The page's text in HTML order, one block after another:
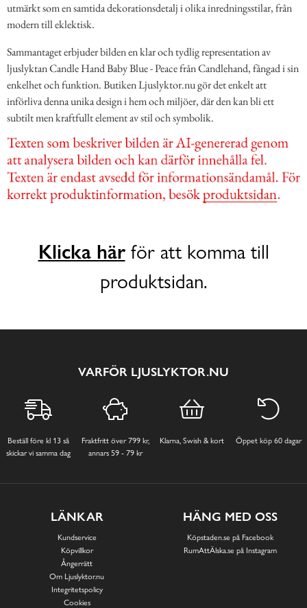
utmärkt som en samtida dekorationsdetalj i olika inredningsstilar, från
modern till eklektisk.
Sammantaget erbjuder bilden en klar och tydlig representation av
ljuslyktan Candle Hand Baby Blue - Peace från Candlehand, fångad i sin
enkelhet och funktion. Butiken Ljuslyktor.nu gör det enkelt att
införliva denna unika design i hem och miljöer, där den kan bli ett
subtilt men kraftfullt element av stil och symbolik.
Klicka härför att komma till
produktsidan.
VARFÖR LJUSLYKTOR.NU
Beställ före kl 13 så
skickar vi samma dag
Fraktfritt över 799 kr,
annars 59 - 79 kr
Klarna, Swish & kort Öppet köp 60 dagar
LÄNKAR
Kundservice
Köpvillkor
Ångerrätt
Om Ljuslyktor.nu
Integritetspolicy
Cookies
HÄNG MED OSS
Köpstaden.se på Facebook
RumAttÄlska.se på Instagram